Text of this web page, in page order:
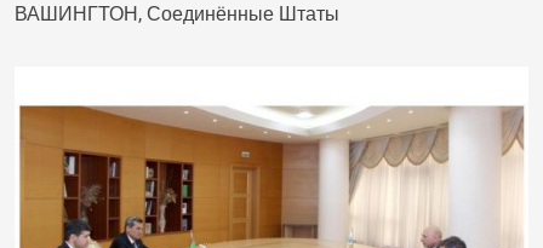
ВАШИНГТОН, Соединённые Штаты